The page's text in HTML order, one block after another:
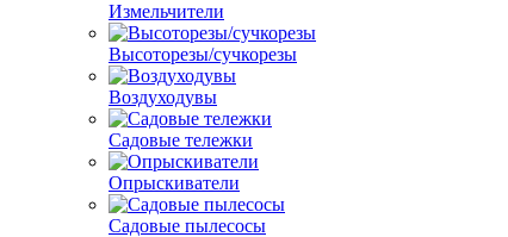
Измельчители
Высоторезы/сучкорезы
Воздуходувы
Садовые тележки
Опрыскиватели
Садовые пылесосы